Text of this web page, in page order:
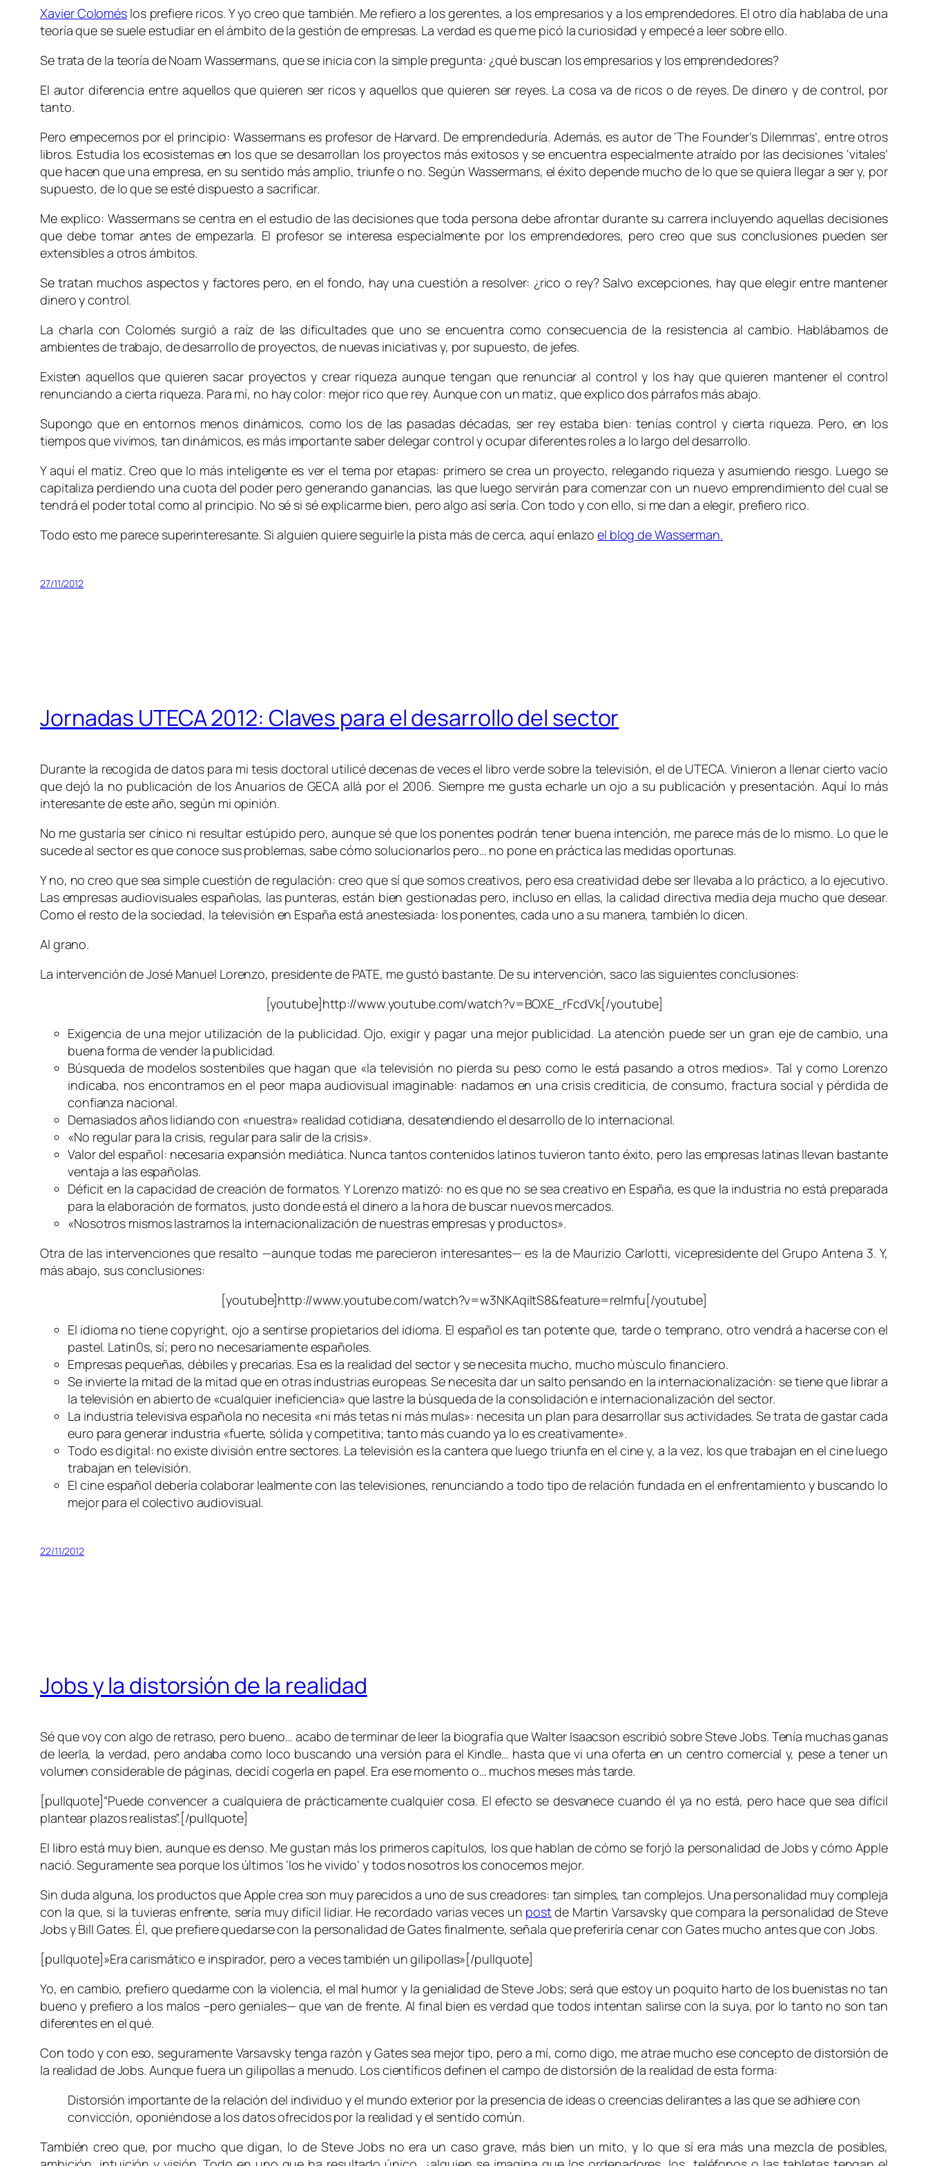
Xavier Colomés los prefiere ricos. Y yo creo que también. Me refiero a los gerentes, a los empresarios y a los emprendedores. El otro día hablaba de una
teoría que se suele estudiar en el ámbito de la gestión de empresas. La verdad es que me picó la curiosidad y empecé a leer sobre ello.
Se trata de la teoría de Noam Wassermans, que se inicia con la simple pregunta: ¿qué buscan los empresarios y los emprendedores?
El autor diferencia entre aquellos que quieren ser ricos y aquellos que quieren ser reyes. La cosa va de ricos o de reyes. De dinero y de control, por
tanto.
Pero empecemos por el principio: Wassermans es profesor de Harvard. De emprendeduría. Además, es autor de ‘The Founder’s Dilemmas’, entre otros
libros. Estudia los ecosistemas en los que se desarrollan los proyectos más exitosos y se encuentra especialmente atraído por las decisiones ‘vitales’
que hacen que una empresa, en su sentido más amplio, triunfe o no. Según Wassermans, el éxito depende mucho de lo que se quiera llegar a ser y, por
supuesto, de lo que se esté dispuesto a sacrificar.
Me explico: Wassermans se centra en el estudio de las decisiones que toda persona debe afrontar durante su carrera incluyendo aquellas decisiones
que debe tomar antes de empezarla. El profesor se interesa especialmente por los emprendedores, pero creo que sus conclusiones pueden ser
extensibles a otros ámbitos.
Se tratan muchos aspectos y factores pero, en el fondo, hay una cuestión a resolver: ¿rico o rey? Salvo excepciones, hay que elegir entre mantener
dinero y control.
La charla con Colomés surgió a raíz de las dificultades que uno se encuentra como consecuencia de la resistencia al cambio. Hablábamos de
ambientes de trabajo, de desarrollo de proyectos, de nuevas iniciativas y, por supuesto, de jefes.
Existen aquellos que quieren sacar proyectos y crear riqueza aunque tengan que renunciar al control y los hay que quieren mantener el control
renunciando a cierta riqueza. Para mí, no hay color: mejor rico que rey. Aunque con un matiz, que explico dos párrafos más abajo.
Supongo que en entornos menos dinámicos, como los de las pasadas décadas, ser rey estaba bien: tenías control y cierta riqueza. Pero, en los
tiempos que vivimos, tan dinámicos, es más importante saber delegar control y ocupar diferentes roles a lo largo del desarrollo.
Y aquí el matiz. Creo que lo más inteligente es ver el tema por etapas: primero se crea un proyecto, relegando riqueza y asumiendo riesgo. Luego se
capitaliza perdiendo una cuota del poder pero generando ganancias, las que luego servirán para comenzar con un nuevo emprendimiento del cual se
tendrá el poder total como al principio. No sé si sé explicarme bien, pero algo así sería. Con todo y con ello, si me dan a elegir, prefiero rico.
Todo esto me parece superinteresante. Si alguien quiere seguirle la pista más de cerca, aquí enlazoel blog de Wasserman.
27/11/2012
Jornadas UTECA 2012: Claves para el desarrollo del sector
Durante la recogida de datos para mi tesis doctoral utilicé decenas de veces el libro verde sobre la televisión, el de UTECA. Vinieron a llenar cierto vacío
que dejó la no publicación de los Anuarios de GECA allá por el 2006. Siempre me gusta echarle un ojo a su publicación y presentación. Aquí lo más
interesante de este año, según mi opinión.
No me gustaría ser cínico ni resultar estúpido pero, aunque sé que los ponentes podrán tener buena intención, me parece más de lo mismo. Lo que le
sucede al sector es que conoce sus problemas, sabe cómo solucionarlos pero… no pone en práctica las medidas oportunas.
Y no, no creo que sea simple cuestión de regulación: creo que sí que somos creativos, pero esa creatividad debe ser llevaba a lo práctico, a lo ejecutivo.
Las empresas audiovisuales españolas, las punteras, están bien gestionadas pero, incluso en ellas, la calidad directiva media deja mucho que desear.
Como el resto de la sociedad, la televisión en España está anestesiada: los ponentes, cada uno a su manera, también lo dicen.
Al grano.
La intervención de José Manuel Lorenzo, presidente de PATE, me gustó bastante. De su intervención, saco las siguientes conclusiones:
[youtube]http://www.youtube.com/watch?v=BOXE_rFcdVk[/youtube]
Exigencia de una mejor utilización de la publicidad. Ojo, exigir y pagar una mejor publicidad. La atención puede ser un gran eje de cambio, una
buena forma de vender la publicidad.
Búsqueda de modelos sostenbiles que hagan que «la televisión no pierda su peso como le está pasando a otros medios». Tal y como Lorenzo
indicaba, nos encontramos en el peor mapa audiovisual imaginable: nadamos en una crisis crediticia, de consumo, fractura social y pérdida de
confianza nacional.
Demasiados años lidiando con «nuestra» realidad cotidiana, desatendiendo el desarrollo de lo internacional.
«No regular para la crisis, regular para salir de la crisis».
Valor del español: necesaria expansión mediática. Nunca tantos contenidos latinos tuvieron tanto éxito, pero las empresas latinas llevan bastante
ventaja a las españolas.
Déficit en la capacidad de creación de formatos. Y Lorenzo matizó: no es que no se sea creativo en España, es que la industria no está preparada
para la elaboración de formatos, justo donde está el dinero a la hora de buscar nuevos mercados.
«Nosotros mismos lastramos la internacionalización de nuestras empresas y productos».
Otra de las intervenciones que resalto —aunque todas me parecieron interesantes— es la de Maurizio Carlotti, vicepresidente del Grupo Antena 3. Y,
más abajo, sus conclusiones:
[youtube]http://www.youtube.com/watch?v=w3NKAqiltS8&feature=relmfu[/youtube]
El idioma no tiene copyright, ojo a sentirse propietarios del idioma. El español es tan potente que, tarde o temprano, otro vendrá a hacerse con el
pastel. Latin0s, sí; pero no necesariamente españoles.
Empresas pequeñas, débiles y precarias. Esa es la realidad del sector y se necesita mucho, mucho músculo financiero.
Se invierte la mitad de la mitad que en otras industrias europeas. Se necesita dar un salto pensando en la internacionalización: se tiene que librar a
la televisión en abierto de «cualquier ineficiencia» que lastre la búsqueda de la consolidación e internacionalización del sector.
La industria televisiva española no necesita «ni más tetas ni más mulas»: necesita un plan para desarrollar sus actividades. Se trata de gastar cada
euro para generar industria «fuerte, sólida y competitiva; tanto más cuando ya lo es creativamente».
Todo es digital: no existe división entre sectores. La televisión es la cantera que luego triunfa en el cine y, a la vez, los que trabajan en el cine luego
trabajan en televisión.
El cine español debería colaborar lealmente con las televisiones, renunciando a todo tipo de relación fundada en el enfrentamiento y buscando lo
mejor para el colectivo audiovisual.
22/11/2012
Jobs y la distorsión de la realidad
Sé que voy con algo de retraso, pero bueno… acabo de terminar de leer la biografía que Walter Isaacson escribió sobre Steve Jobs. Tenía muchas ganas
de leerla, la verdad, pero andaba como loco buscando una versión para el Kindle… hasta que vi una oferta en un centro comercial y, pese a tener un
volumen considerable de páginas, decidí cogerla en papel. Era ese momento o… muchos meses más tarde.
[pullquote]“Puede convencer a cualquiera de prácticamente cualquier cosa. El efecto se desvanece cuando él ya no está, pero hace que sea difícil
plantear plazos realistas”.[/pullquote]
El libro está muy bien, aunque es denso. Me gustan más los primeros capítulos, los que hablan de cómo se forjó la personalidad de Jobs y cómo Apple
nació. Seguramente sea porque los últimos ‘los he vivido’ y todos nosotros los conocemos mejor.
Sin duda alguna, los productos que Apple crea son muy parecidos a uno de sus creadores: tan simples, tan complejos. Una personalidad muy compleja
con la que, si la tuvieras enfrente, sería muy difícil lidiar. He recordado varias veces un postde Martin Varsavsky que compara la personalidad de Steve
Jobs y Bill Gates. Él, que prefiere quedarse con la personalidad de Gates finalmente, señala que preferiría cenar con Gates mucho antes que con Jobs.
[pullquote]»Era carismático e inspirador, pero a veces también un gilipollas»[/pullquote]
Yo, en cambio, prefiero quedarme con la violencia, el mal humor y la genialidad de Steve Jobs; será que estoy un poquito harto de los buenistas no tan
bueno y prefiero a los malos –pero geniales— que van de frente. Al final bien es verdad que todos intentan salirse con la suya, por lo tanto no son tan
diferentes en el qué.
Con todo y con eso, seguramente Varsavsky tenga razón y Gates sea mejor tipo, pero a mí, como digo, me atrae mucho ese concepto de distorsión de
la realidad de Jobs. Aunque fuera un gilipollas a menudo. Los científicos definen el campo de distorsión de la realidad de esta forma:
Distorsión importante de la relación del individuo y el mundo exterior por la presencia de ideas o creencias delirantes a las que se adhiere con
convicción, oponiéndose a los datos ofrecidos por la realidad y el sentido común.
También creo que, por mucho que digan, lo de Steve Jobs no era un caso grave, más bien un mito, y lo que sí era más una mezcla de posibles,